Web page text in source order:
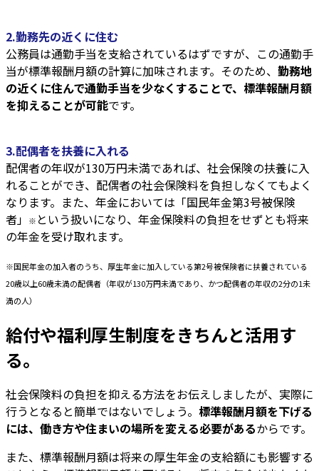
2.勤務先の近くに住む
公務員は通勤手当を支給されているはずですが、この通勤手
当が標準報酬月額の計算に加味されます。そのため、 勤務地
の近くに住んで通勤手当を少なくすることで、標準報酬月額
を抑えることが可能です。
3.配偶者を扶養に入れる
配偶者の年収が130万円未満であれば、社会保険の扶養に入
れることができ、配偶者の社会保険料を負担しなくてもよく
なります。また、年金においては「国民年金第3号被保険
者」
※ という扱いになり、年金保険料の負担をせずとも将来
の年金を受け取れます。
※国民年金の加入者のうち、厚生年金に加入している第2号被保険者に扶養されている
20歳以上60歳未満の配偶者（年収が130万円未満であり、かつ配偶者の年収の2分の1未
満の人）
給付や福利厚生制度をきちんと活用す
る。
社会保険料の負担を抑える方法をお伝えしましたが、実際に
行うとなると簡単ではないでしょう。 標準報酬月額を下げる
には、働き方や住まいの場所を変える必要があるからです。
また、標準報酬月額は将来の厚生年金の支給額にも影響する